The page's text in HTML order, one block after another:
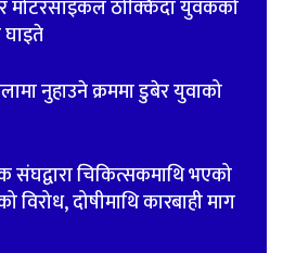
र मोटरसाइकल ठोक्किँदा युवकको
नुहाउने क्रममा डुबेर युवाको
संघद्वारा चिकित्सकमाथि भएको
दोषीमाथि कारबाही माग